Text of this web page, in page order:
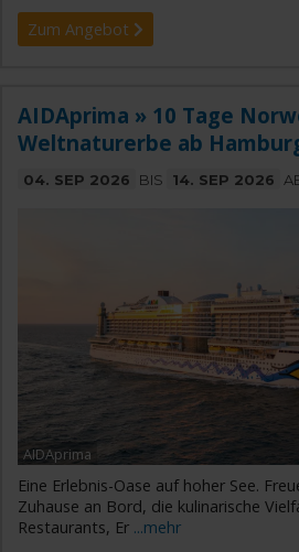
Zum Angebot
AIDAprima » 10 Tage
Weltnaturerbe ab
04. SEP 2026 BIS 14. SEP 2026
AIDAprima
Eine Erlebnis-Oase auf hoher See.
Zuhause an Bord, die kulinarische
Restaurants, Er ...mehr